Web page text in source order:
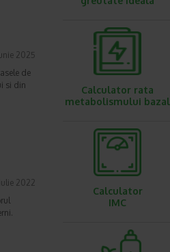
2025
de
si din
2022
Calculator rata
metabolismului bazal
Calculator
IMC